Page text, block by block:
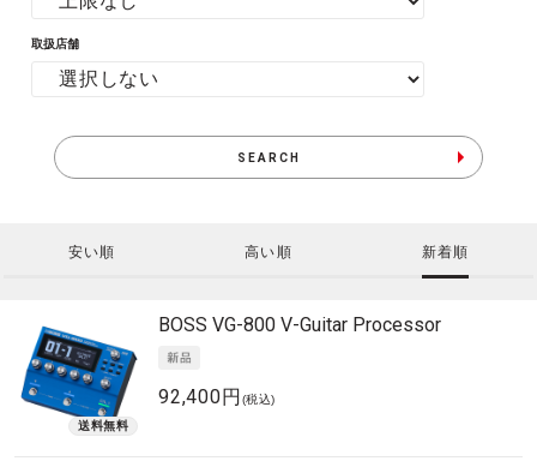
取扱店舗
SEARCH
安い順 高い順 新着順
BOSS VG-800 V-Guitar Processor
92,400円 (税込)